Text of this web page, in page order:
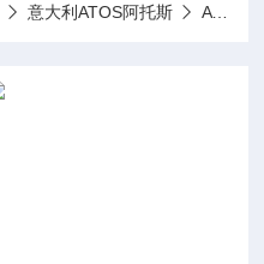
意大利ATOS阿托斯 ATOS溢流阀